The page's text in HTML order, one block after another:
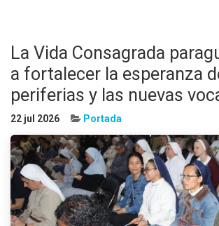
La Vida Consagrada
a fortalecer la esperanza
periferias y las nuevas
22 jul 2026 Portada